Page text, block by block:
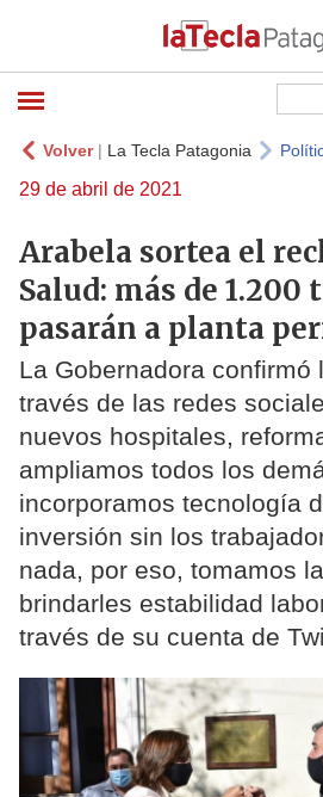
Volver| La Tecla Patagonia
29 de abril de 2021
Arabela sortea el
Salud: más de 1.200
pasarán a planta
La Gobernadora confirmó
través de las redes
nuevos hospitales,
ampliamos todos los
incorporamos tecnología
inversión sin los
nada, por eso, tomamos
brindarles estabilidad
través de su cuenta de